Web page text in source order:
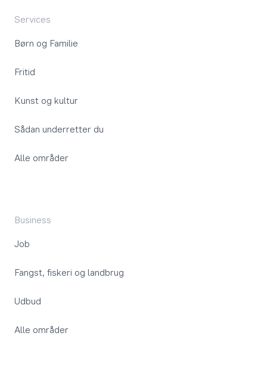
Services
Børn og Familie
Fritid
Kunst og kultur
Sådan underretter du
Alle områder
Business
Job
Fangst, fiskeri og landbrug
Udbud
Alle områder